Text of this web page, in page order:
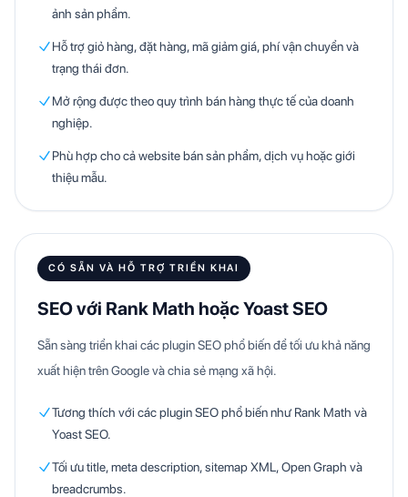
ảnh sản phẩm.
Hỗ trợ giỏ hàng, đặt hàng, mã giảm giá, phí vận chuyển và
trạng thái đơn.
Mở rộng được theo quy trình bán hàng thực tế của doanh
nghiệp.
Phù hợp cho cả website bán sản phẩm, dịch vụ hoặc giới
thiệu mẫu.
CÓ SẴN VÀ HỖ TRỢ TRIỂN KHAI
SEO với Rank Math hoặc Yoast SEO
Sẵn sàng triển khai các plugin SEO phổ biến để tối ưu khả năng
xuất hiện trên Google và chia sẻ mạng xã hội.
Tương thích với các plugin SEO phổ biến như Rank Math và
Yoast SEO.
Tối ưu title, meta description, sitemap XML, Open Graph và
breadcrumbs.